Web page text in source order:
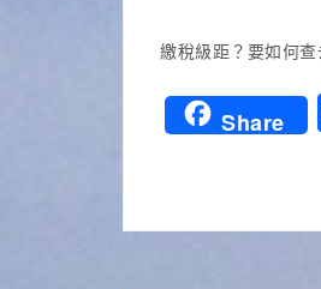
繳稅級距？要如何
Share